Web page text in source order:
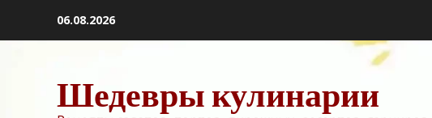
06.08.2026
Шедевры кулинарии